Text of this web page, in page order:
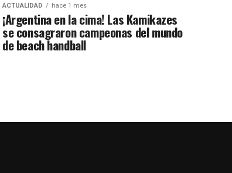
ACTUALIDAD hace 1 mes
¡Argentina en la cima! Las Kamikazes
se consagraron campeonas del mundo
de beach handball